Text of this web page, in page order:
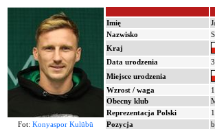
Imię
Nazwisko
Kraj
Data urodzenia
Miejsce urodzenia
Wzrost / waga
Obecny klub
Reprezentacja Polski
Fot: Konyaspor Kulübü Pozycja